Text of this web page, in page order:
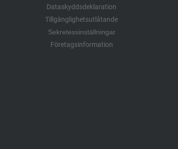
Dataskyddsdeklaration
Tillgänglighetsutlåtande
Sekretessinställningar
Företagsinformation